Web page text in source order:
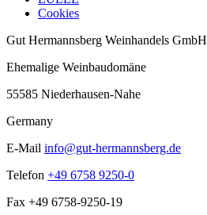
Cookies
Gut Hermannsberg Weinhandels GmbH
Ehemalige Weinbaudomäne
55585 Niederhausen-Nahe
Germany
E-Mail info@gut-hermannsberg.de
Telefon +49 6758 9250-0
Fax +49 6758-9250-19